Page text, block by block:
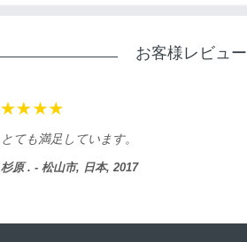
お客様レビュー
とても満足しています。
杉原 . - 松山市, 日本, 2017